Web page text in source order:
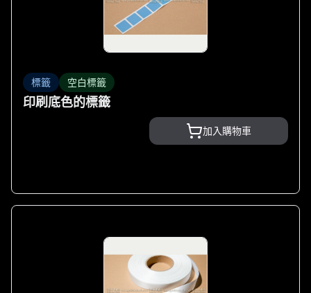
標籤 空白標籤
印刷底色的標籤
加入購物車